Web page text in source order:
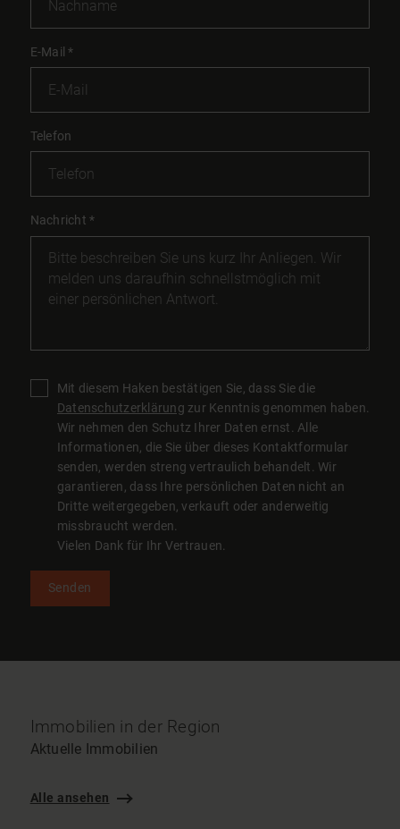
E-Mail*
Telefon
Nachricht*
Mit diesem Haken bestätigen Sie, dass Sie die
Datenschutzerklärung zur Kenntnis genommen haben.
Wir nehmen den Schutz Ihrer Daten ernst. Alle
Informationen, die Sie über dieses Kontaktformular
senden, werden streng vertraulich behandelt. Wir
garantieren, dass Ihre persönlichen Daten nicht an
Dritte weitergegeben, verkauft oder anderweitig
missbraucht werden.
Vielen Dank für Ihr Vertrauen.
Senden
Immobilien in der Region
Aktuelle Immobilien
Alle ansehen